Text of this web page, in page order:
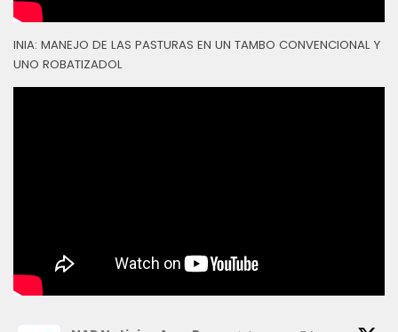
INIA: MANEJO DE LAS PASTURAS EN UN TAMBO CONVENCIONAL Y
UNO ROBATIZADOL